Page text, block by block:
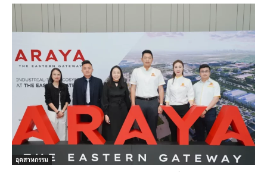
อุตสาหกรรม